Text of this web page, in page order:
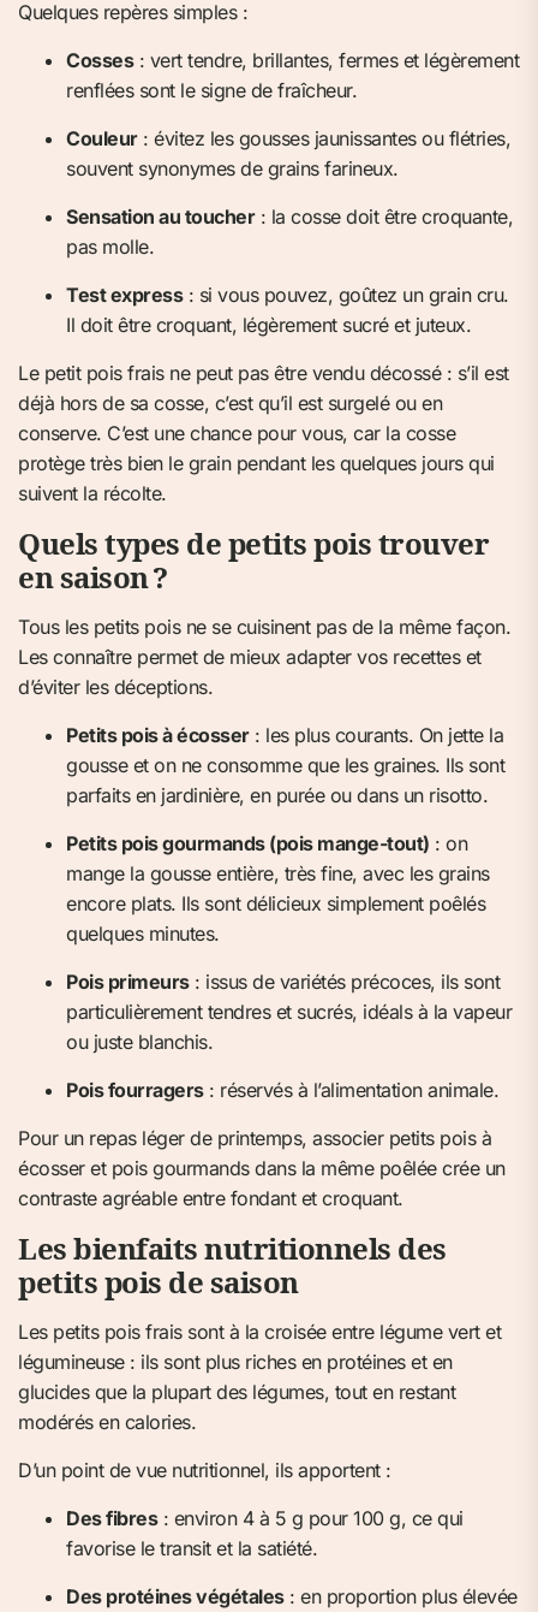
Quelques repères simples :
Cosses: vert tendre, brillantes, fermes et légèrement
renflées sont le signe de fraîcheur.
Couleur: évitez les gousses jaunissantes ou flétries,
souvent synonymes de grains farineux.
Sensation au toucher: la cosse doit être croquante,
pas molle.
Test express: si vous pouvez, goûtez un grain cru.
Il doit être croquant, légèrement sucré et juteux.
Le petit pois frais ne peut pas être vendu décossé : s’il est
déjà hors de sa cosse, c’est qu’il est surgelé ou en
conserve. C’est une chance pour vous, car la cosse
protège très bien le grain pendant les quelques jours qui
suivent la récolte.
Quels types de petits pois trouver
en saison ?
Tous les petits pois ne se cuisinent pas de la même façon.
Les connaître permet de mieux adapter vos recettes et
d’éviter les déceptions.
Petits pois à écosser: les plus courants. On jette la
gousse et on ne consomme que les graines. Ils sont
parfaits en jardinière, en purée ou dans un risotto.
Petits pois gourmands (pois mange-tout) : on
mange la gousse entière, très fine, avec les grains
encore plats. Ils sont délicieux simplement poêlés
quelques minutes.
Pois primeurs: issus de variétés précoces, ils sont
particulièrement tendres et sucrés, idéals à la vapeur
ou juste blanchis.
Pois fourragers: réservés à l’alimentation animale.
Pour un repas léger de printemps, associer petits pois à
écosser et pois gourmands dans la même poêlée crée un
contraste agréable entre fondant et croquant.
Les bienfaits nutritionnels des
petits pois de saison
Les petits pois frais sont à la croisée entre légume vert et
légumineuse : ils sont plus riches en protéines et en
glucides que la plupart des légumes, tout en restant
modérés en calories.
D’un point de vue nutritionnel, ils apportent :
Des fibres: environ 4 à 5 g pour 100 g, ce qui
favorise le transit et la satiété.
Des protéines végétales: en proportion plus élevée